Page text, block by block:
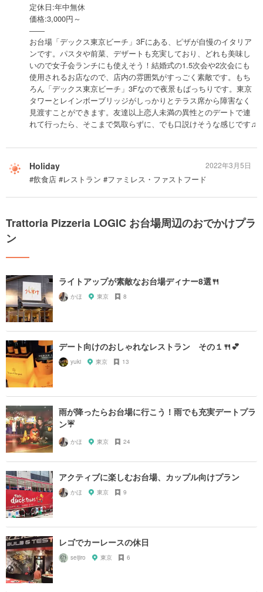
定休日:年中無休
価格:3,000円～
――
お台場「デックス東京ビーチ」3Fにある、ピザが自慢のイタリア
ンです。パスタや前菜、デザートも充実しており、どれも美味し
いので女子会ランチにも使えそう！結婚式の1.5次会や2次会にも
使用されるお店なので、店内の雰囲気がすっごく素敵です。もち
ろん「デックス東京ビーチ」3Fなので夜景もばっちりです。東京
タワーとレインボーブリッジがしっかりとテラス席から障害なく
見渡すことができます。友達以上恋人未満の異性とのデートで連
れて行ったら、そこまで気取らずに、でも口説けそうな感じです♫
Holiday
#飲食店 #レストラン #ファミレス・ファストフード
2022年3月5日
Trattoria Pizzeria LOGIC お台場周辺のおでかけプラ
ン
ライトアップが素敵なお台場ディナー8選🍴
かほ 東京 8
デート向けのおしゃれなレストラン その１🍴💕
yuki 東京 13
雨が降ったらお台場に行こう！雨でも充実デートプラ
ン☔️
かほ 東京 24
アクティブに楽しむお台場、カップル向けプラン
かほ 東京 9
レゴでカーレースの休日
seijiro 東京 6